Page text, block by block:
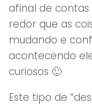
afinal de
redor que as
mudando e
acontecendo
curiosos 🙂
Este tipo de